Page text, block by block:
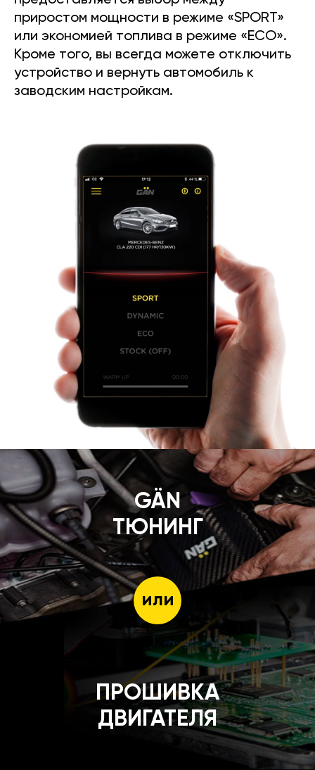
приростом мощности в режиме «SPORT»
или экономией топлива в режиме «ECO».
Кроме того, вы всегда можете отключить
устройство и вернуть автомобиль к
заводским настройкам.
GÄN
ТЮНИНГ
или
ПРОШИВКА
ДВИГАТЕЛЯ